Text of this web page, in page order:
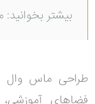
بیشتر بخوانید:
طراحی ماس وال